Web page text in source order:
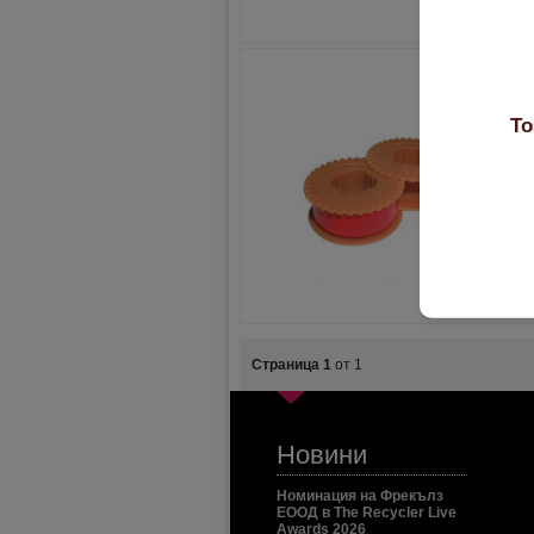
Страница 1 от 1
Новини
Номинация на Фрекълз
ЕООД в The Recycler Live
Awards 2026